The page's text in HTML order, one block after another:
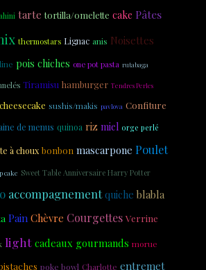
tarte tortilla/omelette cake Pâtes
thermostars Lignac anis Noisettes
pois chiches one pot pasta rutabaga
Tiramisu hamburger Tendres Perles
cheesecake sushis/makis pavlova Confiture
de menus quinoa riz miel orge perlé
à choux bonbon mascarpone Poulet
cake Sweet Table Anniversaire Harry Potter
accompagnement quiche blabla
Pain Chèvre Courgettes Verrine
light cadeaux gourmands morue
poke bowl Charlotte entremet